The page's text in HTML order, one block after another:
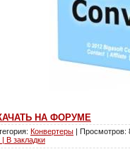
НА ФОРУМЕ
Конвертеры | Просмотров:
| В закладки